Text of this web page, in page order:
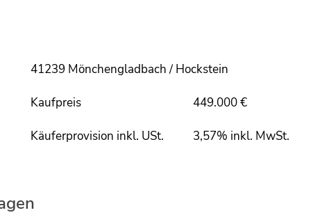
41239 Mönchengladbach / Hockstein
Kaufpreis 449.000 €
Käuferprovision inkl. USt. 3,57% inkl. MwSt.